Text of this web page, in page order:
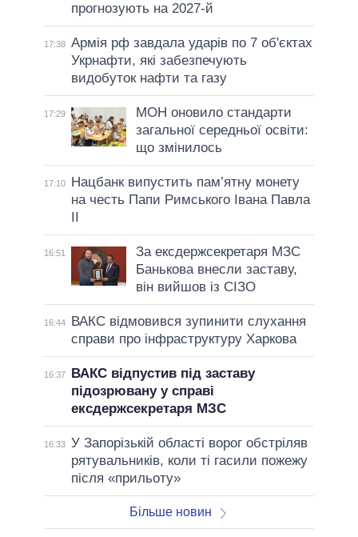
прогнозують на 2027-й
17:38 Армія рф завдала ударів по 7 об'єктах
Укрнафти, які забезпечують
видобуток нафти та газу
17:29
МОН оновило стандарти
загальної середньої освіти:
що змінилось
17:10
Нацбанк випустить пам’ятну монету
на честь Папи Римського Івана Павла
II
16:51
За ексдержсекретаря МЗС
Банькова внесли заставу,
він вийшов із СІЗО
16:44
ВАКС відмовився зупинити слухання
справи про інфраструктуру Харкова
16:37
ВАКС відпустив під заставу
підозрювану у справі
ексдержсекретаря МЗС
16:33 У Запорізькій області ворог обстріляв
рятувальників, коли ті гасили пожежу
після «прильоту»
Більше новин